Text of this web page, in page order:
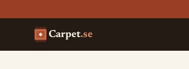
Carpet.se